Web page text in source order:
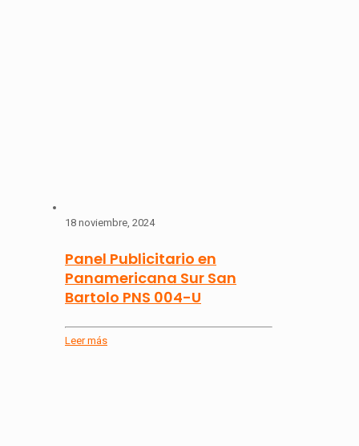
18 noviembre, 2024
Panel Publicitario en
Panamericana Sur San
Bartolo PNS 004-U
Leer más